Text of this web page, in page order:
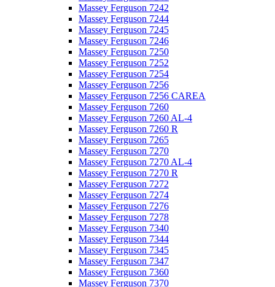
Massey Ferguson 7242
Massey Ferguson 7244
Massey Ferguson 7245
Massey Ferguson 7246
Massey Ferguson 7250
Massey Ferguson 7252
Massey Ferguson 7254
Massey Ferguson 7256
Massey Ferguson 7256 CAREA
Massey Ferguson 7260
Massey Ferguson 7260 AL-4
Massey Ferguson 7260 R
Massey Ferguson 7265
Massey Ferguson 7270
Massey Ferguson 7270 AL-4
Massey Ferguson 7270 R
Massey Ferguson 7272
Massey Ferguson 7274
Massey Ferguson 7276
Massey Ferguson 7278
Massey Ferguson 7340
Massey Ferguson 7344
Massey Ferguson 7345
Massey Ferguson 7347
Massey Ferguson 7360
Massey Ferguson 7370